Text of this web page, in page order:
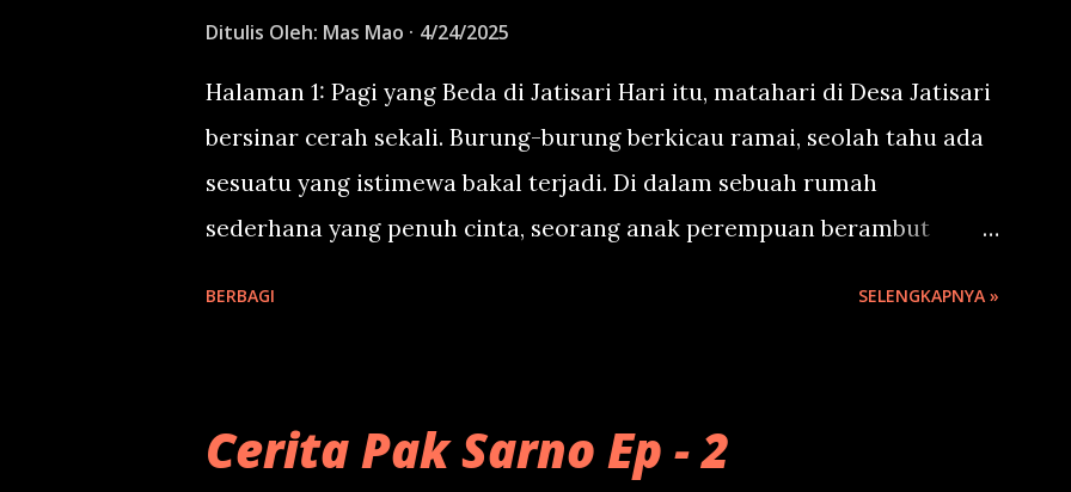
Ditulis Oleh: Mas Mao 4/24/2025
Halaman 1: Pagi yang Beda di Jatisari Hari itu, matahari di Desa Jatisari
bersinar cerah sekali. Burung-burung berkicau ramai, seolah tahu ada
sesuatu yang istimewa bakal terjadi. Di dalam sebuah rumah
sederhana yang penuh cinta, seorang anak perempuan berambut
mau lihat kegiatan pagi Sasa di desa, yaa!” katanya sambil tersenyum
BERBAGI SELENGKAPNYA »
Cerita Pak Sarno Ep - 2